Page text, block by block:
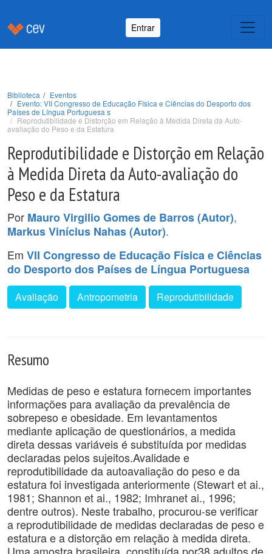
Entrar
Biblioteca
Eventos
Evento: VII Congresso de Educação Física e Ciências do Desporto dos
Países de Língua Portuguesa s
Reprodutibilidade e Distorção em Relação à Medida Direta da Auto-
avaliação do Peso e da Estatura
Reprodutibilidade e Distorção em Relação
à Medida Direta da Auto-avaliação do
Peso e da Estatura
Por Mauro Virgilio Gomes de Barros (Autor),
Markus Vinícius Nahas (Autor).
Em VII Congresso de Educação Física e Ciências
do Desporto dos Países de Língua Portuguesa
Avaliação Antropometria Reprodutibilidade
Resumo
Medidas de peso e estatura fornecem importantes
informações para avaliação da prevalência de
sobrepeso e obesidade. Em levantamentos
mediante aplicação de questionários, a medida
direta dessas variáveis é substituída por medidas
declaradas pelos sujeitos.Avalidade e
reprodutibilidade da autoavaliação do peso e da
estatura foi investigada anteriormente (Stewart et ai.,
1981; Shannon et ai., 1982; Imhranet ai., 1996;
dentre outros). Neste trabalho, procurou-se verificar
a reprodutibilidade de medidas declaradas de peso e
estatura e a distorção em relação à medida direta.